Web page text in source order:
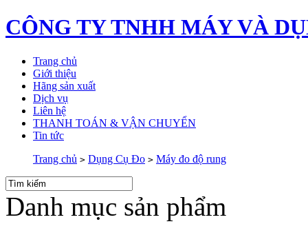
CÔNG TY TNHH MÁY VÀ
Trang chủ
Giới thiệu
Hãng sản xuất
Dịch vụ
Liên hệ
THANH TOÁN & VẬN CHUYỂN
Tin tức
Trang chủ > Dụng Cụ Đo > Máy đo độ rung
Danh mục sản phẩm